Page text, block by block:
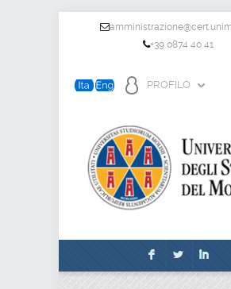
+39 0874 40 41
PROFILO
F L I